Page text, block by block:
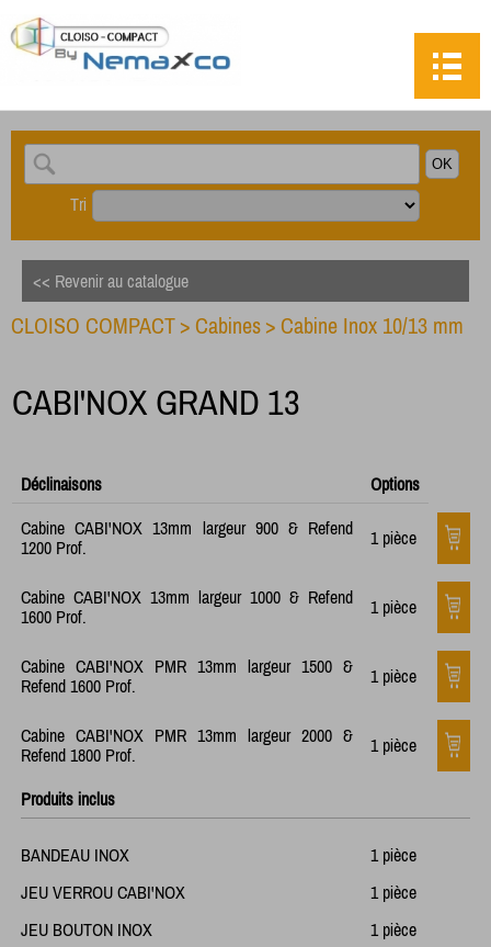
Tri
<< Revenir au catalogue
CLOISO COMPACT > Cabines > Cabine Inox 10/13 mm
CABI'NOX GRAND 13
Déclinaisons Options
Cabine CABI'NOX 13mm largeur 900 & Refend
1200 Prof.
1 pièce
Cabine CABI'NOX 13mm largeur 1000 & Refend
1600 Prof.
1 pièce
Cabine CABI'NOX PMR 13mm largeur 1500 &
Refend 1600 Prof.
1 pièce
Cabine CABI'NOX PMR 13mm largeur 2000 &
Refend 1800 Prof.
1 pièce
Produits inclus
BANDEAU INOX
1 pièce
JEU VERROU CABI'NOX
1 pièce
JEU BOUTON INOX
1 pièce